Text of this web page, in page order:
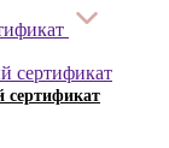
сертификат
сертификат